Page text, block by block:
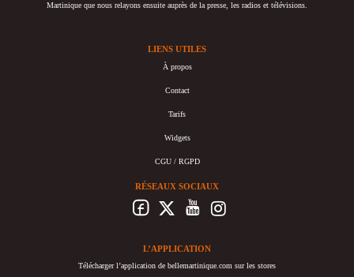
Martinique que nous relayons ensuite auprès de la presse, les radios et télévisions.
LIENS UTILES
À propos
Contact
Tarifs
Widgets
CGU / RGPD
RÉSEAUX SOCIAUX
L’APPLICATION
Télécharger l’application de bellemartinique.com sur les stores